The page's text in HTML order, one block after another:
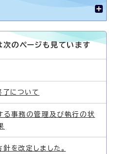
次のページも見ています
了について
る事務の管理及び執行の状
を改定しました。